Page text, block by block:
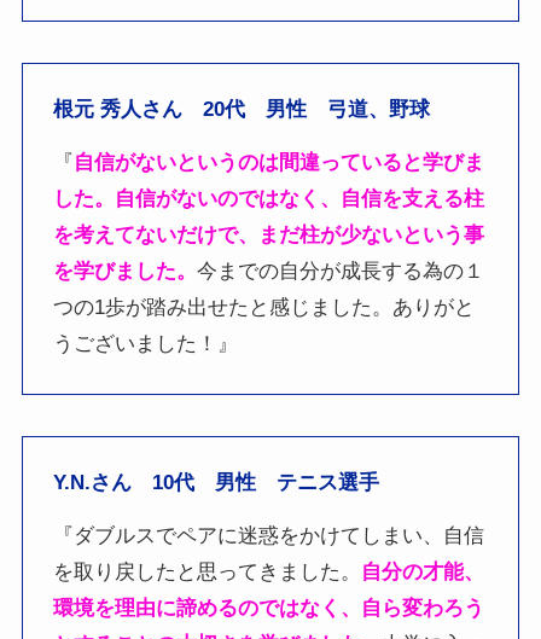
根元 秀人さん 20代 男性 弓道、野球
『 自信がないというのは間違っていると学びま
した。自信がないのではなく、自信を支える柱
を考えてないだけで、まだ柱が少ないという事
を学びました。今までの自分が成長する為の１
つの1歩が踏み出せたと感じました。ありがと
うございました！』
Y.N.さん 10代 男性 テニス選手
『ダブルスでペアに迷惑をかけてしまい、自信
を取り戻したと思ってきました。 自分の才能、
環境を理由に諦めるのではなく、自ら変わろう